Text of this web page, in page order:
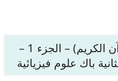
مدخل التزكية (القرآن الكريم) – الجزء 1 –
باك علوم فيزيائية